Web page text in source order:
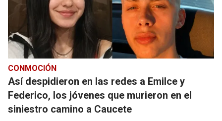
CONMOCIÓN
Así despidieron en las redes a Emilce y
Federico, los jóvenes que murieron en el
siniestro camino a Caucete